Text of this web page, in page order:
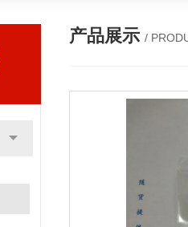
产品展示 /